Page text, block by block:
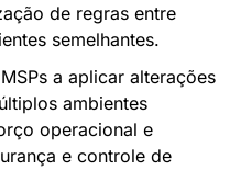
de regras entre
semelhantes.
a aplicar alterações
ambientes
operacional e
e controle de